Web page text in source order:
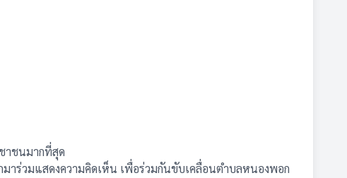
าชนมากที่สุด
าร่วมแสดงความคิดเห็น เพื่อร่วมกันขับเคลื่อนตำบลหนองพอก